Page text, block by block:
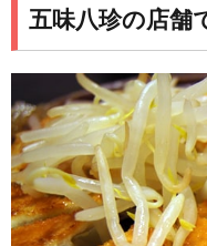
五味八珍の店舗